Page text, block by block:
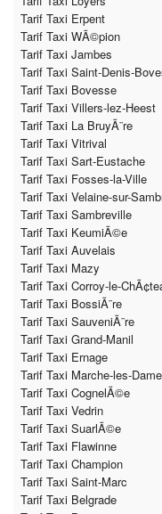
Tarif Taxi Erpent
Tarif Taxi WÃ©pion
Tarif Taxi Jambes
Tarif Taxi Saint-Denis-
Tarif Taxi Bovesse
Tarif Taxi Villers-lez-Heest
Tarif Taxi La BruyÃ¨re
Tarif Taxi Vitrival
Tarif Taxi Sart-Eustache
Tarif Taxi Fosses-la-Ville
Tarif Taxi Velaine-sur-
Tarif Taxi Sambreville
Tarif Taxi KeumiÃ©e
Tarif Taxi Auvelais
Tarif Taxi Mazy
Tarif Taxi Corroy-le-
Tarif Taxi BossiÃ¨re
Tarif Taxi SauveniÃ¨re
Tarif Taxi Grand-Manil
Tarif Taxi Ernage
Tarif Taxi Marche-les-
Tarif Taxi CognelÃ©e
Tarif Taxi Vedrin
Tarif Taxi SuarlÃ©e
Tarif Taxi Flawinne
Tarif Taxi Champion
Tarif Taxi Saint-Marc
Tarif Taxi Belgrade